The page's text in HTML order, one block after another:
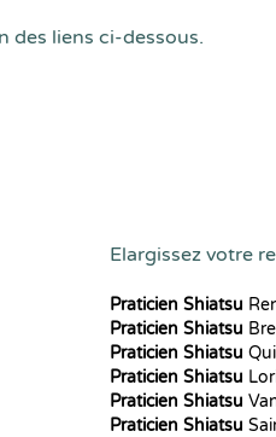
des liens ci-dessous.
Elargissez votre
Praticien Shiatsu
Praticien Shiatsu
Praticien Shiatsu
Praticien Shiatsu
Praticien Shiatsu
Praticien Shiatsu